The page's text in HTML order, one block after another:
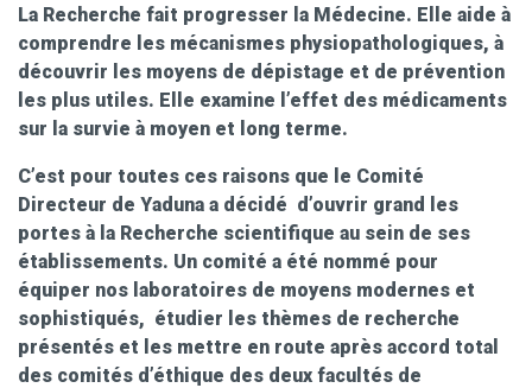
La Recherche fait progresser la Médecine. Elle aide à
comprendre les mécanismes physiopathologiques, à
découvrir les moyens de dépistage et de prévention
les plus utiles. Elle examine l’effet des médicaments
sur la survie à moyen et long terme.
C’est pour toutes ces raisons que le Comité
Directeur de Yaduna a décidé d’ouvrir grand les
portes à la Recherche scientifique au sein de ses
établissements. Un comité a été nommé pour
équiper nos laboratoires de moyens modernes et
sophistiqués, étudier les thèmes de recherche
présentés et les mettre en route après accord total
des comités d’éthique des deux facultés de